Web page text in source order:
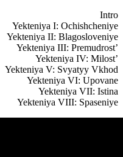
Intro
Yekteniya I: Ochishcheniye
Yekteniya II: Blagosloveniye
Yekteniya III: Premudrost’
Yekteniya IV: Milost’
Yekteniya V: Svyatyy Vkhod
Yekteniya VI: Upovane
Yekteniya VII: Istina
Yekteniya VIII: Spaseniye